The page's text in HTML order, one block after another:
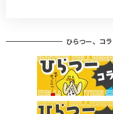
ひらつー、コ